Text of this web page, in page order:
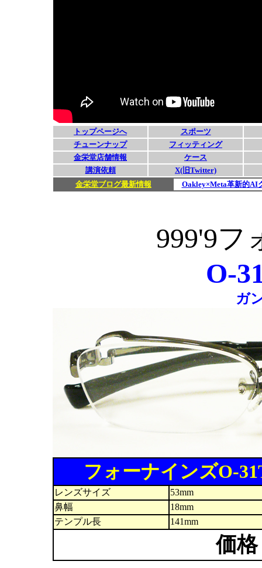
999'9フ
O-
ガ
フォーナインズO-
レンズサイズ
53mm
鼻幅
18mm
テンプル長
141mm
価格